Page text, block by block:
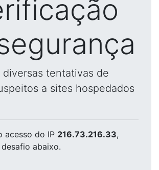
diversas tentativas de
a sites hospedados
acesso do IP 216.73.216.33,
abaixo.